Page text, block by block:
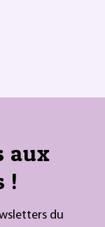
aux
!
du